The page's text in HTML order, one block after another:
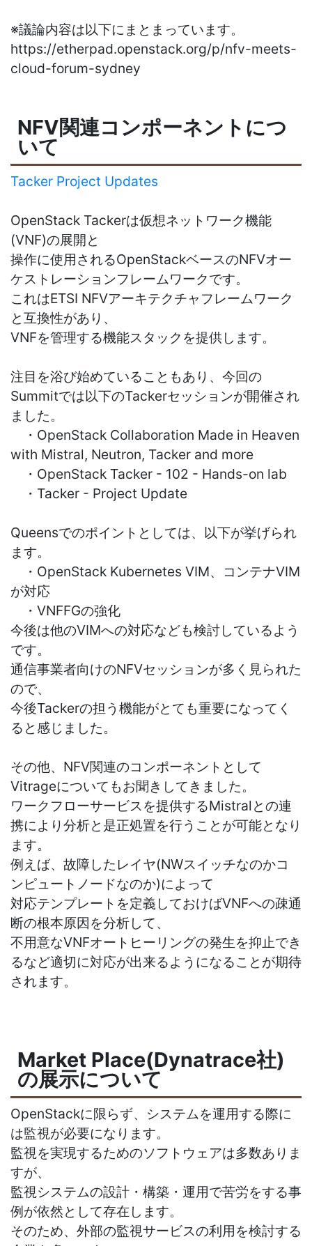
※議論内容は以下にまとまっています。
https://etherpad.openstack.org/p/nfv-meets-
cloud-forum-sydney
NFV関連コンポーネントにつ
いて
Tacker Project Updates
OpenStack Tackerは仮想ネットワーク機能
(VNF)の展開と
操作に使用されるOpenStackベースのNFVオー
ケストレーションフレームワークです。
これはETSI NFVアーキテクチャフレームワーク
と互換性があり、
VNFを管理する機能スタックを提供します。
注目を浴び始めていることもあり、今回の
Summitでは以下のTackerセッションが開催され
ました。
・OpenStack Collaboration Made in Heaven
with Mistral, Neutron, Tacker and more
・OpenStack Tacker - 102 - Hands-on lab
・Tacker - Project Update
Queensでのポイントとしては、以下が挙げられ
ます。
・OpenStack Kubernetes VIM、コンテナVIM
が対応
・VNFFGの強化
今後は他のVIMへの対応なども検討しているよう
です。
通信事業者向けのNFVセッションが多く見られた
ので、
今後Tackerの担う機能がとても重要になってく
ると感じました。
その他、NFV関連のコンポーネントとして
Vitrageについてもお聞きしてきました。
ワークフローサービスを提供するMistralとの連
携により分析と是正処置を行うことが可能となり
ます。
例えば、故障したレイヤ(NWスイッチなのかコ
ンピュートノードなのか)によって
対応テンプレートを定義しておけばVNFへの疎通
断の根本原因を分析して、
不用意なVNFオートヒーリングの発生を抑止でき
るなど適切に対応が出来るようになることが期待
されます。
Market Place(Dynatrace社)
の展示について
OpenStackに限らず、システムを運用する際に
は監視が必要になります。
監視を実現するためのソフトウェアは多数ありま
すが、
監視システムの設計・構築・運用で苦労をする事
例が依然として存在します。
そのため、外部の監視サービスの利用を検討する